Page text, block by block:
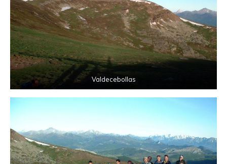
Valdecebollas